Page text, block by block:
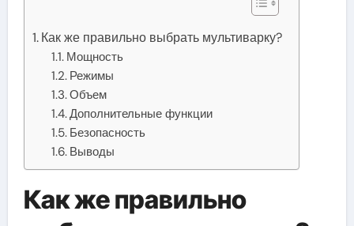
Как же правильно выбрать мультиварку?
Мощность
Режимы
Объем
Дополнительные функции
Безопасность
Выводы
Как же правильно